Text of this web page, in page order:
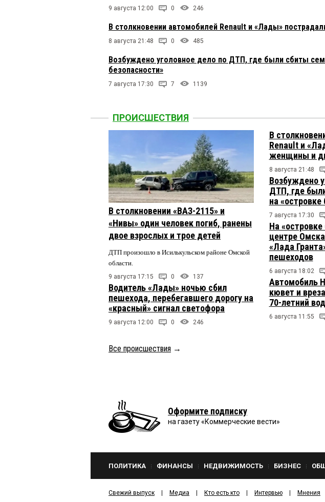
9 августа 12:00 0 246
В столкновении автомобилей Renault и «Лады»
8 августа 21:48 0 485
Возбуждено уголовное дело по ДТП, где были сбиты
безопасности»
7 августа 17:30 7 1139
ПРОИСШЕСТВИЯ
В столкновении «ВАЗ-2115» и
«Нивы» один человек погиб, ранены
двое взрослых и трое детей
ДТП произошло в Исилькульском районе Омской
области.
9 августа 17:15 0 137
Водитель «Лады» ночью сбил
пешехода, перебегавшего дорогу на
«красный» сигнал светофора
9 августа 12:00 0 246
В
Renault и
женщины и
8 августа 21:48
Возбуждено
ДТП, где
на «островке
7 августа 17:30
На «островке
центре
«Лада
пешеходов
6 августа 18:02
Автомобиль
кювет и
70-летний
6 августа 11:55
Все происшествия →
Оформите подписку
на газету «Коммерческие вести»
ПОЛИТИКА ФИНАНСЫ НЕДВИЖИМОСТЬ БИЗНЕС
Свежий выпуск Медиа Кто есть кто Интервью Мнения